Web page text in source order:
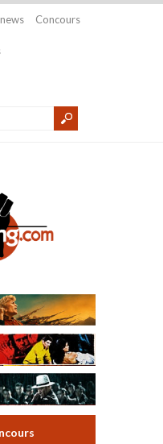
Concours